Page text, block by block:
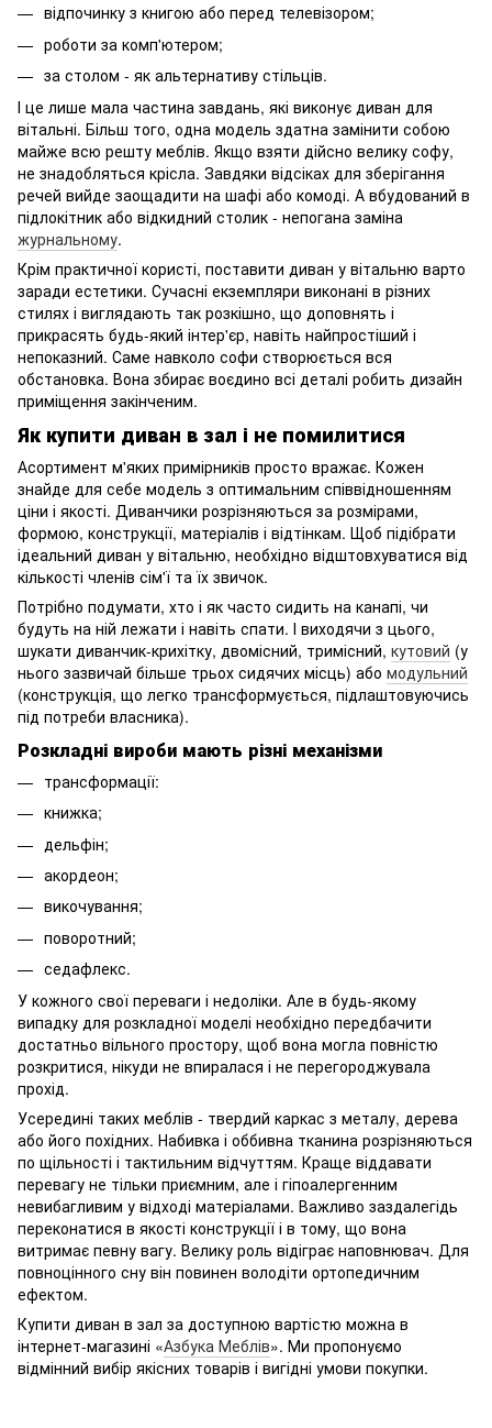
відпочинку з книгою або перед телевізором;
роботи за комп'ютером;
за столом - як альтернативу стільців.
І це лише мала частина завдань, які виконує диван для
вітальні. Більш того, одна модель здатна замінити собою
майже всю решту меблів. Якщо взяти дійсно велику софу,
не знадобляться крісла. Завдяки відсіках для зберігання
речей вийде заощадити на шафі або комоді. А вбудований в
підлокітник або відкидний столик - непогана заміна
журнальному.
Крім практичної користі, поставити диван у вітальню варто
заради естетики. Сучасні екземпляри виконані в різних
стилях і виглядають так розкішно, що доповнять і
прикрасять будь-який інтер'єр, навіть найпростіший і
непоказний. Саме навколо софи створюється вся
обстановка. Вона збирає воєдино всі деталі робить дизайн
приміщення закінченим.
Як купити диван в зал і не помилитися
Асортимент м'яких примірників просто вражає. Кожен
знайде для себе модель з оптимальним співвідношенням
ціни і якості. Диванчики розрізняються за розмірами,
формою, конструкції, матеріалів і відтінкам. Щоб підібрати
ідеальний диван у вітальню, необхідно відштовхуватися від
кількості членів сім'ї та їх звичок.
Потрібно подумати, хто і як часто сидить на канапі, чи
будуть на ній лежати і навіть спати. І виходячи з цього,
шукати диванчик-крихітку, двомісний, тримісний, кутовий (у
нього зазвичай більше трьох сидячих місць) або модульний
(конструкція, що легко трансформується, підлаштовуючись
під потреби власника).
Розкладні вироби мають різні механізми
трансформації:
книжка;
дельфін;
акордеон;
викочування;
поворотний;
седафлекс.
У кожного свої переваги і недоліки. Але в будь-якому
випадку для розкладної моделі необхідно передбачити
достатньо вільного простору, щоб вона могла повністю
розкритися, нікуди не впиралася і не перегороджувала
прохід.
Усередині таких меблів - твердий каркас з металу, дерева
або його похідних. Набивка і оббивна тканина розрізняються
по щільності і тактильним відчуттям. Краще віддавати
перевагу не тільки приємним, але і гіпоалергенним
невибагливим у відході матеріалами. Важливо заздалегідь
переконатися в якості конструкції і в тому, що вона
витримає певну вагу. Велику роль відіграє наповнювач. Для
повноцінного сну він повинен володіти ортопедичним
ефектом.
Купити диван в зал за доступною вартістю можна в
інтернет-магазині «Азбука Меблів». Ми пропонуємо
відмінний вибір якісних товарів і вигідні умови покупки.